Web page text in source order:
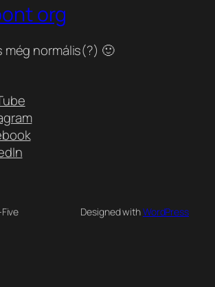
org
még normális(?) 🙂
Designed withWordPress